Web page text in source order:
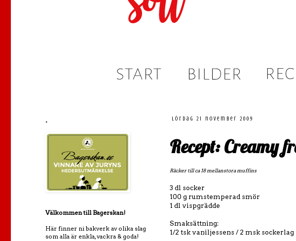
lördag 21 november 2009
Recept: Creamy
Räcker till ca 18 mellanstora muffins
3 dl socker
100 g rumstemperad smör
1 dl vispgrädde
Smaksättning:
1/2 tsk vaniljessens / 2 msk
.
Välkommen till Bagerskan!
Här finner ni bakverk av olika slag
som alla är enkla, vackra & goda!